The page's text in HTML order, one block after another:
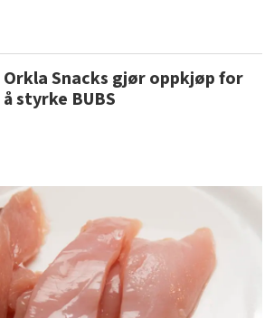
Orkla Snacks gjør oppkjøp for
å styrke BUBS